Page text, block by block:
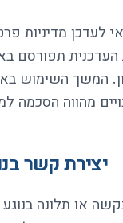
לעדכן מדיניות
העדכנית תפורסם
המשך השימוש
יצירת קשר
או תלונה בנוגע